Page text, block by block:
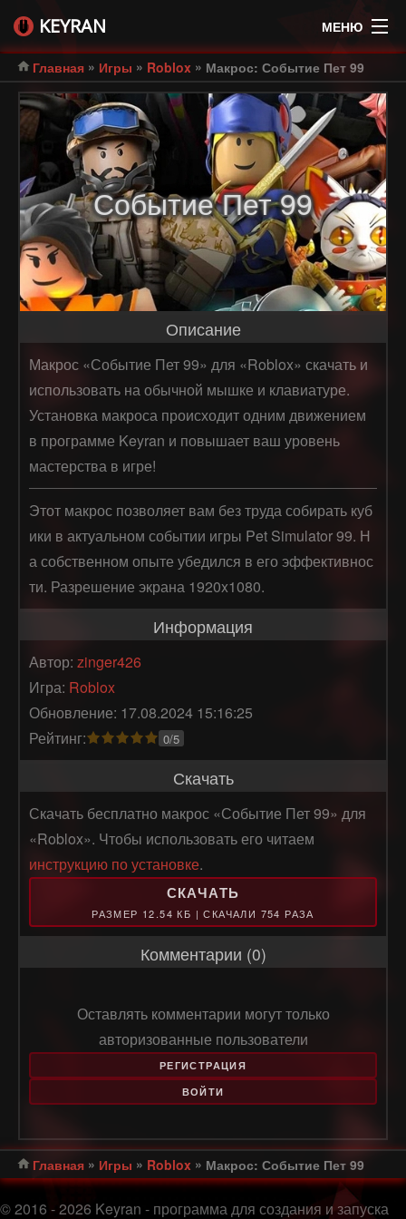
KEYRAN МЕНЮ
Главная » Игры » Roblox » Макрос: Событие Пет 99
Событие Пет 99
Описание
Макрос «Событие Пет 99» для «Roblox» скачать и
использовать на обычной мышке и клавиатуре.
Установка макроса происходит одним движением
в программе Keyran и повышает ваш уровень
мастерства в игре!
Этот макрос позволяет вам без труда собирать куб
ики в актуальном событии игры Pet Simulator 99. Н
а собственном опыте убедился в его эффективнос
ти. Разрешение экрана 1920x1080.
Информация
Автор: zinger426
Игра: Roblox
Обновление: 17.08.2024 15:16:25
Рейтинг:
0/5
Скачать
Скачать бесплатно макрос «Событие Пет 99» для
«Roblox». Чтобы использовать его читаем
инструкцию по установке.
СКАЧАТЬ
РАЗМЕР 12.54 КБ | СКАЧАЛИ 754 РАЗА
Комментарии (0)
Оставлять комментарии могут только
авторизованные пользователи
РЕГИСТРАЦИЯ
ВОЙТИ
Главная » Игры » Roblox » Макрос: Событие Пет 99
© 2016 - 2026 Keyran - программа для создания и запуска